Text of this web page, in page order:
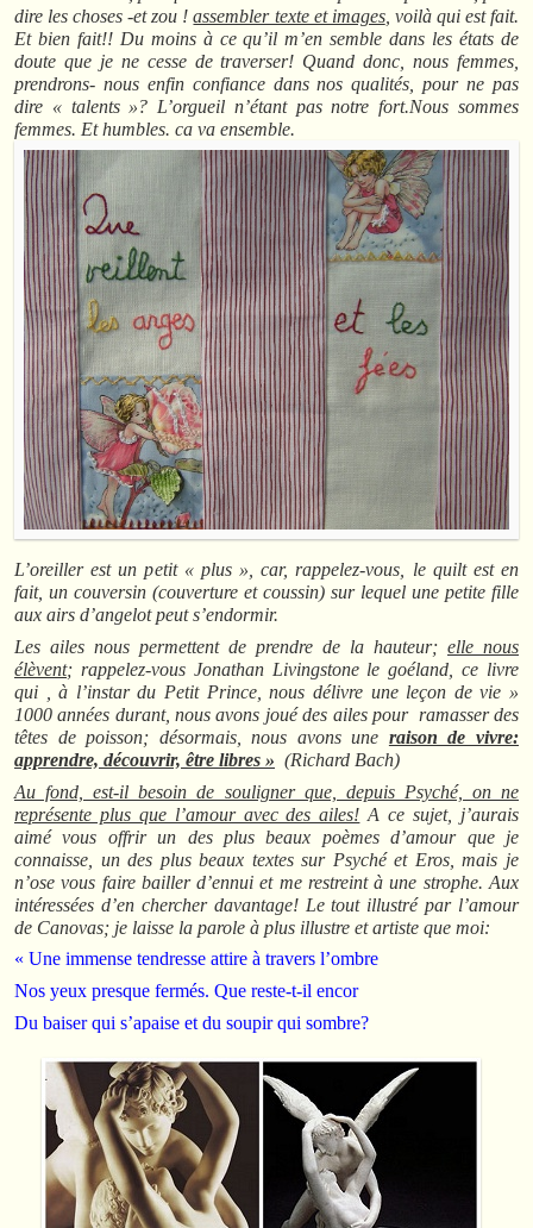
dire les choses -et zou !assembler texte et images, voilà qui est fait.
Et bien fait!! Du moins à ce qu’il m’en semble dans les états de
doute que je ne cesse de traverser! Quand donc, nous femmes,
prendrons- nous enfin confiance dans nos qualités, pour ne pas
dire « talents »? L’orgueil n’étant pas notre fort.Nous sommes
femmes. Et humbles. ca va ensemble.
L’oreiller est un petit « plus », car, rappelez-vous, le quilt est en
fait, un couversin (couverture et coussin) sur lequel une petite fille
aux airs d’angelot peut s’endormir.
Les ailes nous permettent de prendre de la hauteur; elle nous
élèvent; rappelez-vous Jonathan Livingstone le goéland, ce livre
qui , à l’instar du Petit Prince, nous délivre une leçon de vie »
1000 années durant, nous avons joué des ailes pour ramasser des
têtes de poisson; désormais, nous avons une raison de vivre:
apprendre, découvrir, être libres » (Richard Bach)
Au fond, est-il besoin de souligner que, depuis Psyché, on ne
représente plus que l’amour avec des ailes! A ce sujet, j’aurais
aimé vous offrir un des plus beaux poèmes d’amour que je
connaisse, un des plus beaux textes sur Psyché et Eros, mais je
n’ose vous faire bailler d’ennui et me restreint à une strophe. Aux
intéressées d’en chercher davantage! Le tout illustré par l’amour
de Canovas; je laisse la parole à plus illustre et artiste que moi:
« Une immense tendresse attire à travers l’ombre
Nos yeux presque fermés. Que reste-t-il encor
Du baiser qui s’apaise et du soupir qui sombre?